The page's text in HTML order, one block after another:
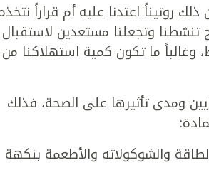
روتيناً اعتدنا عليه أم قراراً
وتجعلنا مستعدين لاستقبال
ما تكون كمية استهلاكنا من
ومدى تأثيرها على الصحة، فذلك
والشوكولاته والأطعمة بنكهة